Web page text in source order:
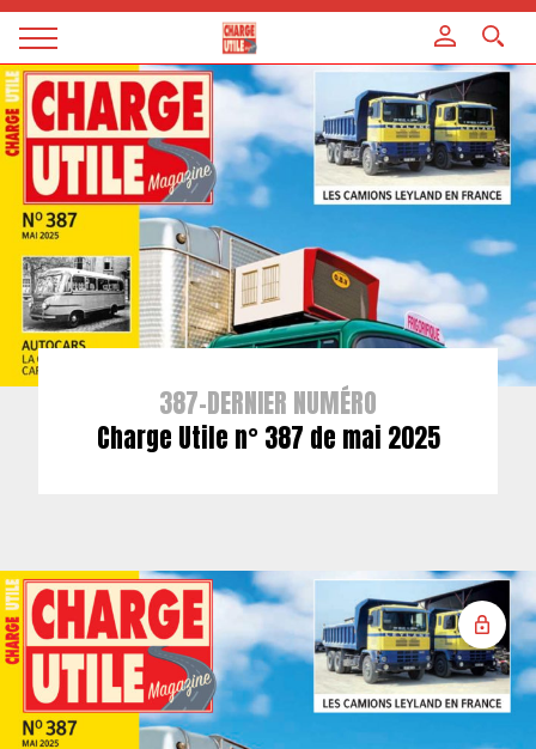
Magazine
Charge
utile
387-DERNIER NUMÉRO
Charge Utile n° 387 de mai 2025
Panneau de gestion des cookies